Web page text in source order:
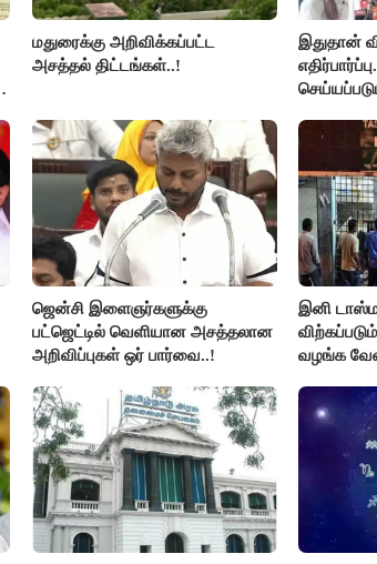
மதுரைக்கு அறிவிக்கப்பட்ட
அசத்தல் திட்டங்கள்..!
இதுதான்
ஜென்சி இளைஞர்களுக்கு
பட்ஜெட்டில் வெளியான அசத்தலான
அறிவிப்புகள் ஒர் பார்வை..!
இனி
வழங்க